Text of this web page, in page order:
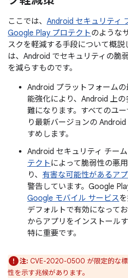
ここでは、 Android セキュリティ
Google Play プロテクトのような
スクを軽減する手段について概説
は、Android でセキュリティの脆
を減らすものです。
Android プラットフォーム
能強化により、Android 上
難になります。すべてのユ
り最新バージョンの
すめします。
Android セキュリティ チーム
テクト によって脆弱性の悪
り、 有害な可能性があるア
警告しています。Google
Google モバイル サービス
デフォルトで有効になって
からアプリをインストール
特に重要です。
注: CVE-2020-0500 が限定的な
性を示す兆候があります。